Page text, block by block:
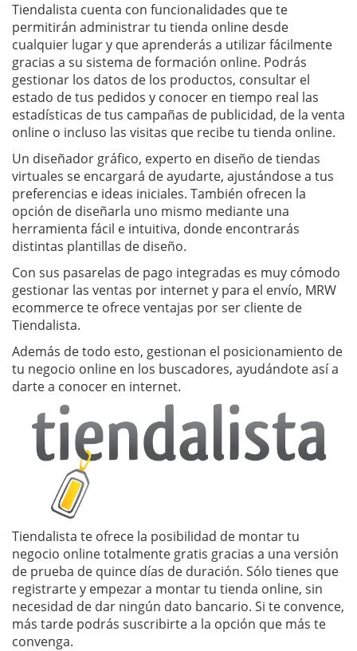
Tiendalista cuenta con funcionalidades que te
permitirán administrar tu tienda online desde
cualquier lugar y que aprenderás a utilizar fácilmente
gracias a su sistema de formación online. Podrás
gestionar los datos de los productos, consultar el
estado de tus pedidos y conocer en tiempo real las
estadísticas de tus campañas de publicidad, de la venta
online o incluso las visitas que recibe tu tienda online.
Un diseñador gráfico, experto en diseño de tiendas
virtuales se encargará de ayudarte, ajustándose a tus
preferencias e ideas iniciales. También ofrecen la
opción de diseñarla uno mismo mediante una
herramienta fácil e intuitiva, donde encontrarás
distintas plantillas de diseño.
Con sus pasarelas de pago integradas es muy cómodo
gestionar las ventas por internet y para el envío, MRW
ecommerce te ofrece ventajas por ser cliente de
Tiendalista.
Además de todo esto, gestionan el posicionamiento de
tu negocio online en los buscadores, ayudándote así a
darte a conocer en internet.
Tiendalista te ofrece la posibilidad de montar tu
negocio online totalmente gratis gracias a una versión
de prueba de quince días de duración. Sólo tienes que
registrarte y empezar a montar tu tienda online, sin
necesidad de dar ningún dato bancario. Si te convence,
más tarde podrás suscribirte a la opción que más te
convenga.